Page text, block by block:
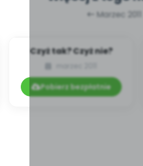
Marzec 2011
Czyż tak? Czyż nie?
Pobierz bezpłatnie